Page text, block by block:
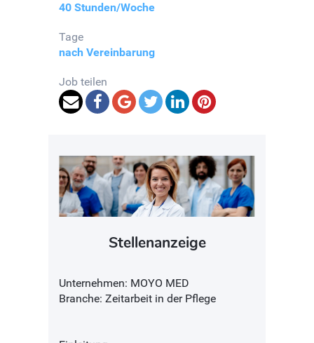
40 Stunden/Woche
Tage
nach Vereinbarung
Job teilen
Stellenanzeige
Unternehmen: MOYO MED
Branche: Zeitarbeit in der Pflege